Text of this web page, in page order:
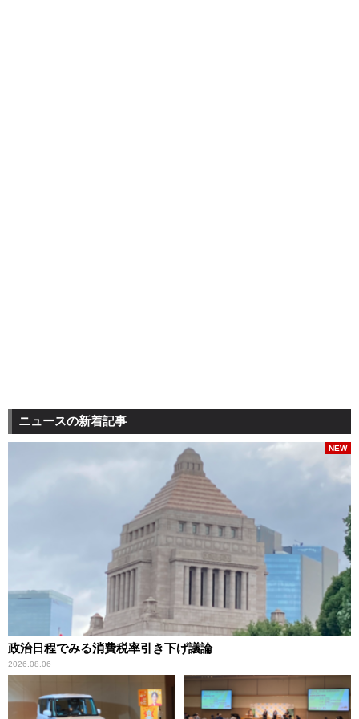
ニュースの新着記事
政治日程でみる消費税率引き下げ議論
2026.08.06
NEW